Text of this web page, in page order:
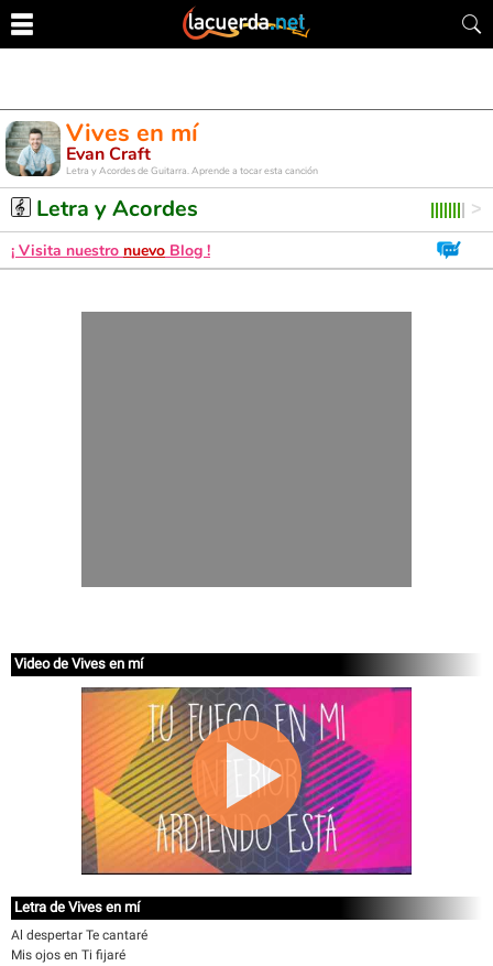
Vives en mí
Evan Craft
Letra y Acordes de Guitarra. Aprende a tocar esta canción
Letra y Acordes
¡ Visita nuestro nuevo Blog !
Video de Vives en mí
Letra de Vives en mí
Al despertar Te cantaré
Mis ojos en Ti fijaré